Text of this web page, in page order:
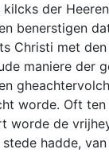
der
benerstigen
Christi met
maniere der
worde. Oft ten
worde de
hadde,